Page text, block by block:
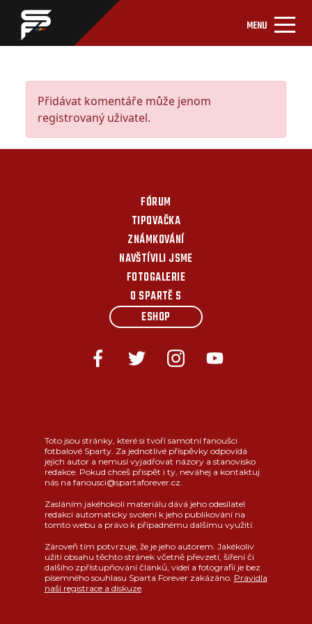
MENU
Přidávat komentáře může jenom
registrovaný uživatel.
FÓRUM
TIPOVAČKA
ZNÁMKOVÁNÍ
NAVŠTÍVILI JSME
FOTOGALERIE
O SPARTĚ S
ESHOP
Toto jsou stránky, které si tvoří samotní fanoušci
fotbalové Sparty. Za jednotlivé příspěvky odpovídá
jejich autor a nemusí vyjadřovat názory a stanovisko
redakce. Pokud chceš přispět i ty, neváhej a kontaktuj
nás na fanousci@spartaforever.cz.
Zasláním jakéhokoli materiálu dává jeho odesílatel
redakci automaticky svolení k jeho publikování na
tomto webu a právo k případnému dalšímu využití.
Zároveň tím potvrzuje, že je jeho autorem. Jakékoliv
užití obsahu těchto stránek včetně převzetí, šíření či
dalšího zpřístupňování článků, videí a fotografií je bez
písemného souhlasu Sparta Forever zakázáno. Pravidla
naší registrace a diskuze.